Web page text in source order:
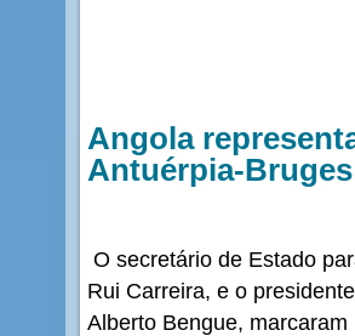
Angola
Antuérpia-Bruges
O secretário de Estado
Rui Carreira, e o
Alberto Bengue,